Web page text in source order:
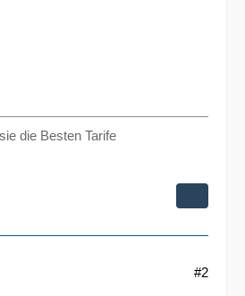
die Besten Tarife
#2